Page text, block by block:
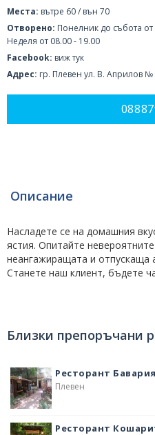
Места: вътре 60 / вън 70
Отворено: Понелник до събота от
Неделя от 08.00 - 19.00
Facebook: виж тук
Адрес: гр. Плевен ул. В. Априлов №
Описание
Насладете се на домашния
ястия. Опитайте
неангажиращата и отпускаща
Станете наш клиент, бъдете
Близки препоръчани
Ресторант
Плевен
Ресторант